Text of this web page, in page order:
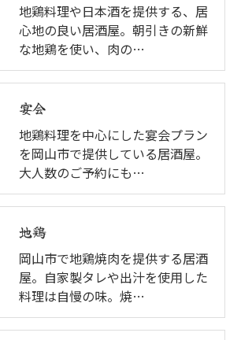
地鶏料理や日本酒を提供する、居
心地の良い居酒屋。朝引きの新鮮
な地鶏を使い、肉の…
宴会
地鶏料理を中心にした宴会プラン
を岡山市で提供している居酒屋。
大人数のご予約にも…
地鶏
岡山市で地鶏焼肉を提供する居酒
屋。自家製タレや出汁を使用した
料理は自慢の味。焼…